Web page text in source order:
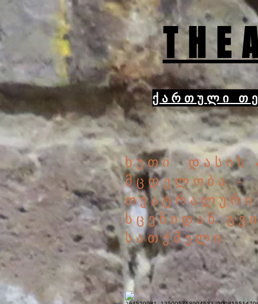
ქართული
ხუთი დასის
მცდელობა -
თეატრალური
სცენიდან
სათქმელი